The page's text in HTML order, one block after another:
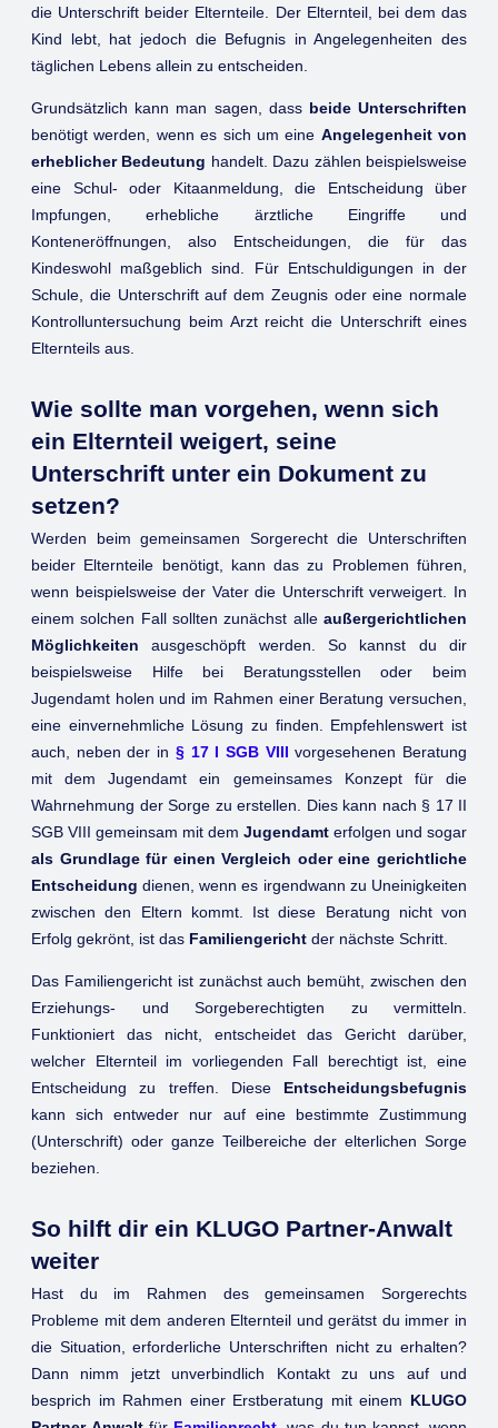
die Unterschrift beider Elternteile. Der Elternteil, bei dem das
Kind lebt, hat jedoch die Befugnis in Angelegenheiten des
täglichen Lebens allein zu entscheiden.
Grundsätzlich kann man sagen, dass beide Unterschriften
benötigt werden, wenn es sich um eine Angelegenheit von
erheblicher Bedeutung handelt. Dazu zählen beispielsweise
eine Schul- oder Kitaanmeldung, die Entscheidung über
Impfungen, erhebliche ärztliche Eingriffe und
Konteneröffnungen, also Entscheidungen, die für das
Kindeswohl maßgeblich sind. Für Entschuldigungen in der
Schule, die Unterschrift auf dem Zeugnis oder eine normale
Kontrolluntersuchung beim Arzt reicht die Unterschrift eines
Elternteils aus.
Wie sollte man vorgehen, wenn sich
ein Elternteil weigert, seine
Unterschrift unter ein Dokument zu
setzen?
Werden beim gemeinsamen Sorgerecht die Unterschriften
beider Elternteile benötigt, kann das zu Problemen führen,
wenn beispielsweise der Vater die Unterschrift verweigert. In
einem solchen Fall sollten zunächst alle außergerichtlichen
Möglichkeiten ausgeschöpft werden. So kannst du dir
beispielsweise Hilfe bei Beratungsstellen oder beim
Jugendamt holen und im Rahmen einer Beratung versuchen,
eine einvernehmliche Lösung zu finden. Empfehlenswert ist
auch, neben der in § 17 I SGB VIII vorgesehenen Beratung
mit dem Jugendamt ein gemeinsames Konzept für die
Wahrnehmung der Sorge zu erstellen. Dies kann nach § 17 II
SGB VIII gemeinsam mit dem Jugendamt erfolgen und sogar
als Grundlage für einen Vergleich oder eine gerichtliche
Entscheidung dienen, wenn es irgendwann zu Uneinigkeiten
zwischen den Eltern kommt. Ist diese Beratung nicht von
Erfolg gekrönt, ist das Familiengericht der nächste Schritt.
Das Familiengericht ist zunächst auch bemüht, zwischen den
Erziehungs- und Sorgeberechtigten zu vermitteln.
Funktioniert das nicht, entscheidet das Gericht darüber,
welcher Elternteil im vorliegenden Fall berechtigt ist, eine
Entscheidung zu treffen. Diese Entscheidungsbefugnis
kann sich entweder nur auf eine bestimmte Zustimmung
(Unterschrift) oder ganze Teilbereiche der elterlichen Sorge
beziehen.
So hilft dir ein KLUGO Partner-Anwalt
weiter
Hast du im Rahmen des gemeinsamen Sorgerechts
Probleme mit dem anderen Elternteil und gerätst du immer in
die Situation, erforderliche Unterschriften nicht zu erhalten?
Dann nimm jetzt unverbindlich Kontakt zu uns auf und
besprich im Rahmen einer Erstberatung mit einem KLUGO